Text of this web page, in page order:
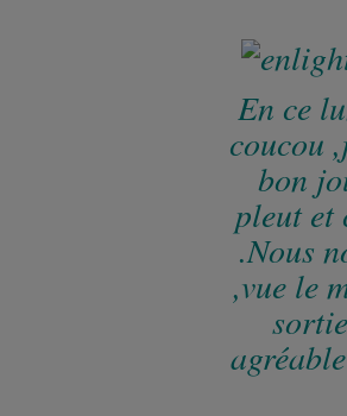
En ce
coucou
bon
pleut et
.Nous
,vue le